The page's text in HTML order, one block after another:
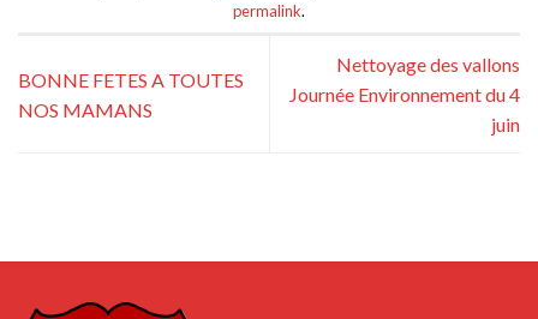
permalink.
BONNE FETES A TOUTES
NOS MAMANS
Nettoyage des vallons
Journée Environnement du 4
juin